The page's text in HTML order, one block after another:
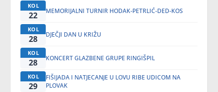
KOL
22 MEMORIJALNI TURNIR HODAK-PETRLIĆ-DED-KOS
KOL
28 DJEČJI DAN U KRIŽU
KOL
28 KONCERT GLAZBENE GRUPE RINGIŠPIL
KOL
29
FIŠIJADA I NATJECANJE U LOVU RIBE UDICOM NA
PLOVAK